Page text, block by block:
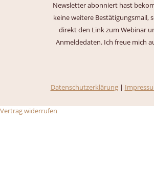
Newsletterabonnierthast
keine weitere Bestätigungsmail,
direkt den Link zum Webinar
Anmeldedaten. Ich freue mich
Datenschutzerklärung|
Vertrag widerrufen